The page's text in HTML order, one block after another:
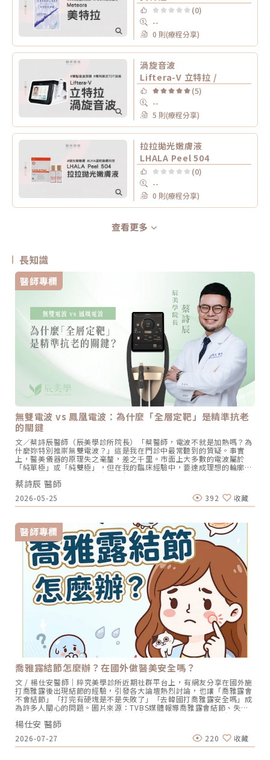
(0)
--
0 則(療程分享)
渦旋音波
Liftera-V 立特拉 /
(5)
--
5 則(療程分享)
拉拉拋光嫩膚液
LHALA Peel 504
(0)
--
0 則(療程分享)
查看更多
長知識
醫師專欄
無雙電波 vs 鳳凰電波：為什麼「全層定靶」是精準抗老
的關鍵
文／蔡詩辰醫師（辰美學診所院長）「蔡醫師，電波不就是加熱嗎？為
什麼妳特別推崇無雙電波？」這是我在門診中最常聽到的質疑。事實
上，醫美儀器的原理失之毫釐，差之千里。市面上大多數的電波屬於
「純單極」或「純雙極」，但在我的臨床經驗中，要達成理想的輪廓復
位，單一的加熱方式往往存在死角。這也是為什麼在辰美學，我堅持引
進無雙電波（Density），並結合我的埋線力學經驗，推動「全層定靶
式拉提」。原理決定效果：為什麼無雙電波與眾不同？要選對機器，必
須先理解無雙電波在能量物理上的「降維打擊」：1. 突破單一維度：單
雙極同時輸出的「鎖熱效應」傳統電波（如鳳凰）主要依靠單極電波進
一發能量中同時切換單極（Monopolar）與雙極（Bipolar）： 單極
（建地基）：負責開路，能量直達皮下組織與筋膜層，在大面積範圍內
引發膠原收縮。 雙極（蓋蓋子）：這是我最看重的物理特性。在單極加
熱後的瞬間，雙極電波會在淺層真皮層形成「熱屏蔽」。蔡醫師觀點：
這就像燉煮料理時「蓋上鍋蓋」。一般的電波在加熱深層時，熱能會向
表皮散失；但無雙電波透過雙極能量在淺層鎖熱，把熱能悶在肌膚層裡
面，讓深層的熱效應更集中、更持久。2. 韌帶定靶：將埋線思維導入電
波操作身為長期操作埋線拉提的醫師，我對臉部「支撐韌帶」的座標極
其敏感。無雙電波的能量分佈特性，讓我們能實現「韌帶定靶」： 我們
不再是全臉盲目掃描，而是針對上臉眼眶韌帶、中臉顴弓韌帶、淚溝韌
帶、下臉下顎支撐點等關鍵座標進行定點加強。 利用單極深層鎖定、雙
極淺層收網，在這些「抗老定錨點」上施加精準的向上拉力。這種力學
邏輯，是純單極電波較難達成的細膩質感。蔡詩辰醫師的選機邏輯：妳
需要的是「容積」還是「定靶」？在辰美學，我會協助您分析組織層
次： 如果您追求的是整體的飽滿感：鳳凰電波的單極容積式加熱是經典
的選擇。 如果您追求的是線條的「收緊」與「向上復位」：無雙電波的
「全層定靶」技術，能針對鬆弛的韌帶地基進行鎖熱與固定，對於改善
嘴邊肉、模糊下顎線更有針對性。此外，無雙電波具備即時阻抗補償系
統。每一張臉的皮膚阻抗不同（含水量、脂肪密度），無雙電波能在每
一發輸出時自動微調，確保每一處定靶點的能量都精準到位，這也是我
追求「醫療精準度」的最後一塊拼圖。專業的執著：親自規劃，精準定
靶工具再好，也要看操作者的手感。在辰美學，我會將埋線所累積的臉
部解剖學功底，完整應用在無雙電波的施打路徑上。我們追求的不是打
完幾發，而是每一發能量是否都落在能對抗老化向量的黃金點位。了解
無雙電波「全層定靶」的科學原理，預約蔡醫師專業評估：
https://chenclinic.tw/service/Density/
蔡詩辰 醫師
2026-05-25 392 收藏
醫師專欄
喬雅露結節怎麼辦？在國外做醫美安全嗎？
文 / 楊仕安醫師｜粹究美學診所近期社群平台上，有網友分享在國外施
打喬雅露後出現結節的經驗，引發各大論壇熱烈討論，也讓「喬雅露會
不會結節」「打完有硬塊是不是失敗了」「去韓國打喬雅露安全嗎」成
為許多人關心的問題。圖片來源：TVBS媒體報導喬雅露會結節、失敗
嗎？先分清正常反應與真正併發症喬雅露結節並不等於療程失敗，多數
術後摸到的顆粒感來自暫時性腫脹與非交聯玻尿酸載體，會自行消退；
真正的結節則持續存在、質地較硬，甚至伴隨紅腫或壓痛，兩者必須先
分清楚，才能判斷是否需要處理。哪些部位比較容易出現結節？喬雅露
如何啟動膠原新生？喬雅露結節怎麼辦？依類型對應的處理方式喬雅露
楊仕安 醫師
2026-07-27 220 收藏